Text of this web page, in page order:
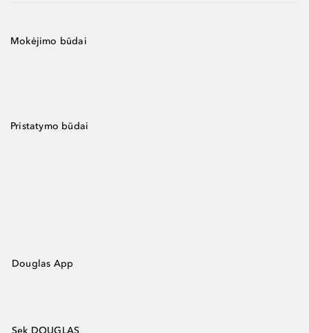
Mokėjimo būdai
Pristatymo būdai
Douglas App
Sek DOUGLAS